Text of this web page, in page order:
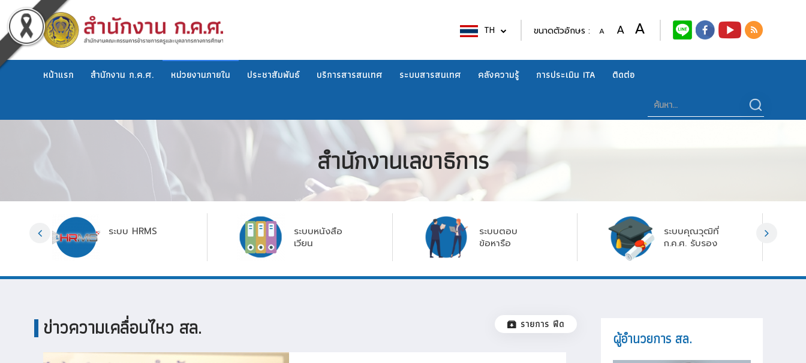
TH ขนาดตัวอักษร : A
A
A
หน้าแรก สำนักงาน ก.ค.ศ. หน่วยงานภายใน ประชาสัมพันธ์ บริการสารสนเทศ ระบบสารสนเทศ คลังความรู้ การประเมิน ITA ติดต่อ
สำนักงานเลขาธิการ
ระบบ HRMS
ระบบหนังสือ
เวียน
ระบบตอบ
ข้อหารือ
ระบบคุณวุฒิที่
ก.ค.ศ. รับรอง
รายการ ฟีด
ข่าวความเคลื่อนไหว สล. ผู้อำนวยการ สล.